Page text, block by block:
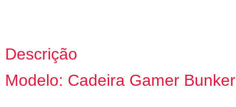
Descrição
Modelo: Cadeira Gamer Bunker